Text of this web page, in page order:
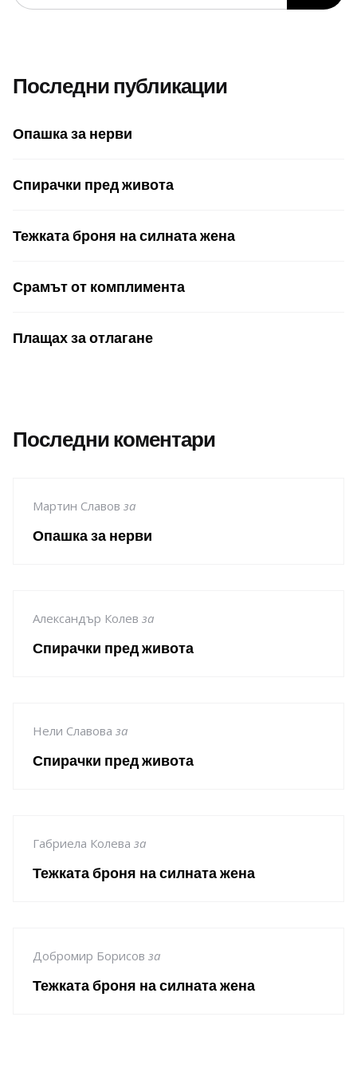
Последни публикации
Опашка за нерви
Спирачки пред живота
Тежката броня на силната жена
Срамът от комплимента
Плащах за отлагане
Последни коментари
Мартин Славов за
Опашка за нерви
Александър Колев за
Спирачки пред живота
Нели Славова за
Спирачки пред живота
Габриела Колева за
Тежката броня на силната жена
Добромир Борисов за
Тежката броня на силната жена